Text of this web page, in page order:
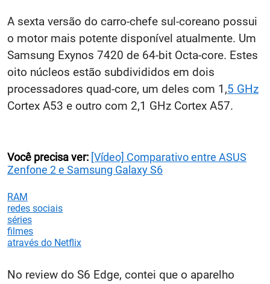
A sexta versão do carro-chefe sul-coreano possui
o motor mais potente disponível atualmente. Um
Samsung Exynos 7420 de 64-bit Octa-core. Estes
oito núcleos estão subdivididos em dois
processadores quad-core, um deles com 1,5 GHz
Cortex A53 e outro com 2,1 GHz Cortex A57.
Você precisa ver: [Vídeo] Comparativo entre ASUS
Zenfone 2 e Samsung Galaxy S6
RAM
redes sociais
séries
filmes
através do Netflix
No review do S6 Edge, contei que o aparelho